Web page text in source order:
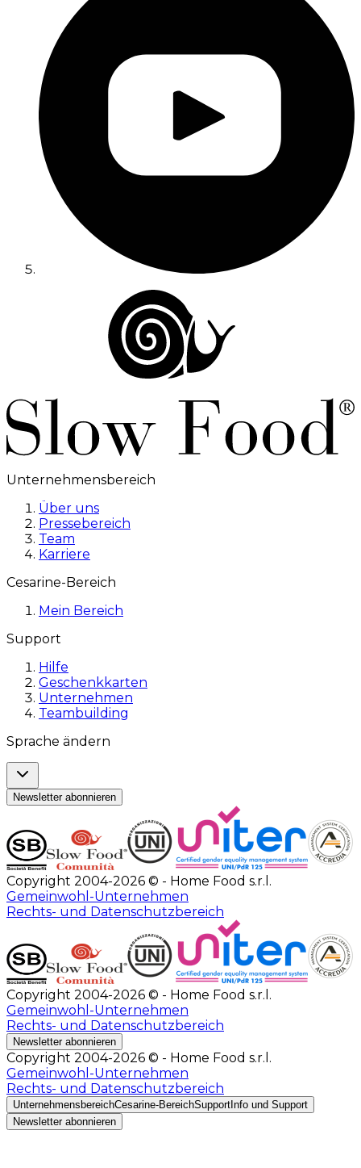
Unternehmensbereich
Über uns
Pressebereich
Team
Karriere
Cesarine-Bereich
Mein Bereich
Support
Hilfe
Geschenkkarten
Unternehmen
Teambuilding
Sprache ändern
Newsletter abonnieren
Copyright 2004-2026 © - Home Food s.r.l.
Gemeinwohl-Unternehmen
Rechts- und Datenschutzbereich
Copyright 2004-2026 © - Home Food s.r.l.
Gemeinwohl-Unternehmen
Rechts- und Datenschutzbereich
Newsletter abonnieren
Copyright 2004-2026 © - Home Food s.r.l.
Gemeinwohl-Unternehmen
Rechts- und Datenschutzbereich
UnternehmensbereichCesarine-BereichSupport Info und Support
Newsletter abonnieren